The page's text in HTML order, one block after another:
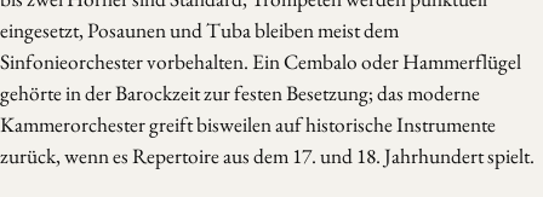
eingesetzt, Posaunen und Tuba bleiben meist dem
Sinfonieorchester vorbehalten. Ein Cembalo oder Hammerflügel
gehörte in der Barockzeit zur festen Besetzung; das moderne
Kammerorchester greift bisweilen auf historische Instrumente
zurück, wenn es Repertoire aus dem 17. und 18. Jahrhundert spielt.